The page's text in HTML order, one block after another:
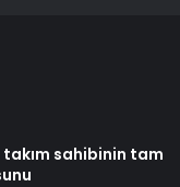
sahibinin tam